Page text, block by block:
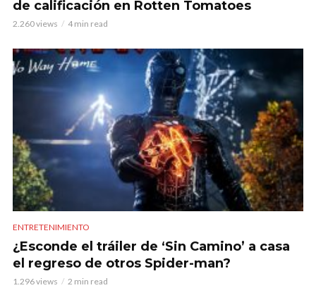
de calificación en Rotten Tomatoes
2.260 views 4 min read
ENTRETENIMIENTO
¿Esconde el tráiler de ‘Sin Camino’ a casa
el regreso de otros Spider-man?
1.296 views 2 min read